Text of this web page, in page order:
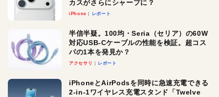
カスがさらにシャープに？
iPhone レポート
半信半疑。100均・Seria（セリア）の60W
対応USB-Cケーブルの性能を検証。超コス
パの1本を発見か？
アクセサリ レポート
iPhoneとAirPodsを同時に急速充電できる
2-in-1ワイヤレス充電スタンド「Twelve